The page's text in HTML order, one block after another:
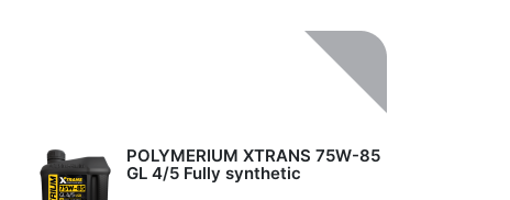
POLYMERIUM XTRANS 75W-85
GL 4/5 Fully synthetic